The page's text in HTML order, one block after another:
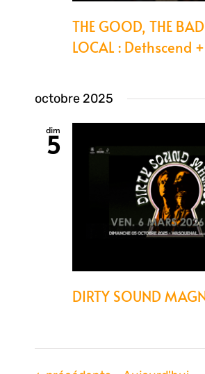
THE GOOD, THE
LOCAL : Dethscend
octobre 2025
dim
5
DIRTY SOUND